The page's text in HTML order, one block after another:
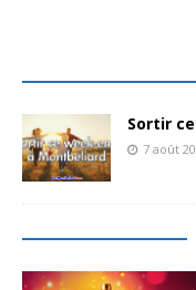
Sortir
7 août